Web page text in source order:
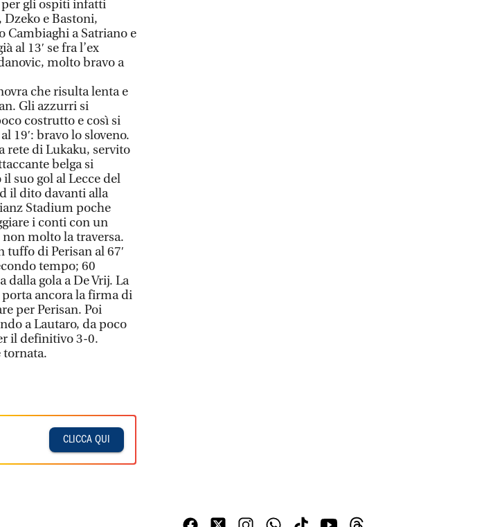
per gli ospiti infatti
e Bastoni,
Cambiaghi a Satriano e
al 13′ se fra l’ex
molto bravo a
che risulta lenta e
Gli azzurri si
costrutto e così si
19′: bravo lo sloveno.
rete di Lukaku, servito
belga si
suo gol al Lecce del
il dito davanti alla
Stadium poche
i conti con un
molto la traversa.
di Perisan al 67′
tempo; 60
dalla gola a De Vrij. La
porta ancora la firma di
per Perisan. Poi
a Lautaro, da poco
il definitivo 3-0.
tornata.
CLICCA QUI